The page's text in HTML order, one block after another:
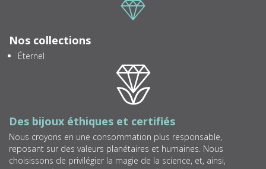
Nos collections
Éternel
Des bijoux éthiques et certifiés
Nous croyons en une consommation plus responsable,
reposant sur des valeurs planétaires et humaines. Nous
choisissons de privilégier la magie de la science, et, ainsi,